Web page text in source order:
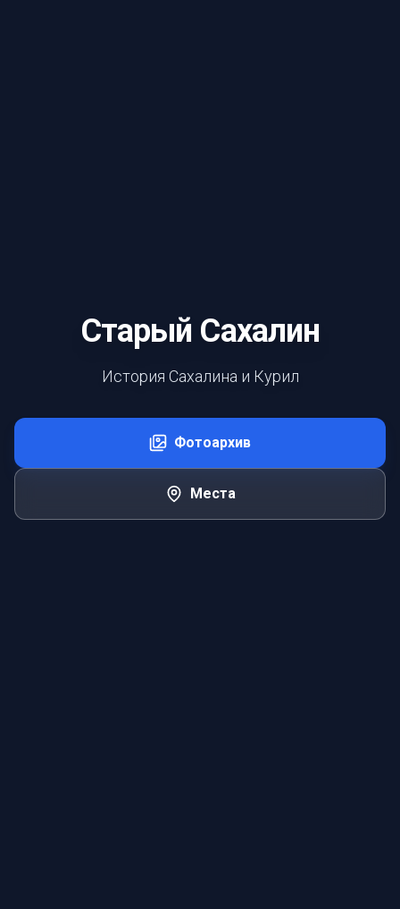
Старый Сахалин
История Сахалина и Курил
Фотоархив
Места